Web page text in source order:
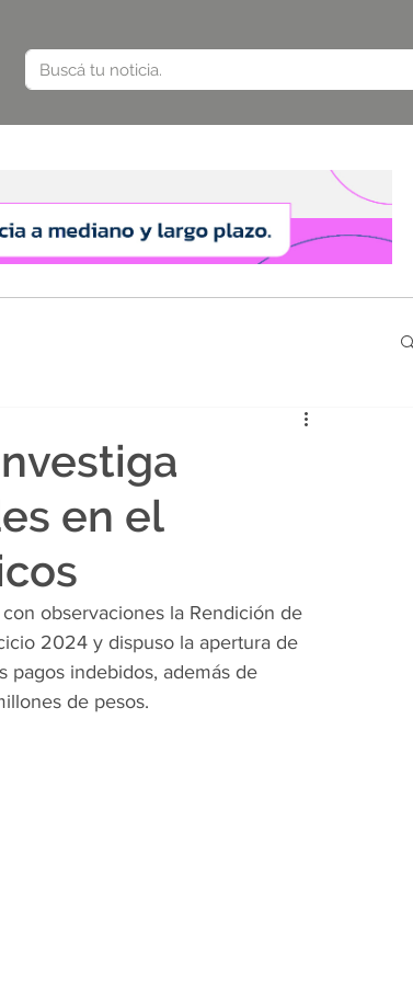
en el
observaciones la Rendición de
2024 y dispuso la apertura de
pagos indebidos, además de
de pesos.